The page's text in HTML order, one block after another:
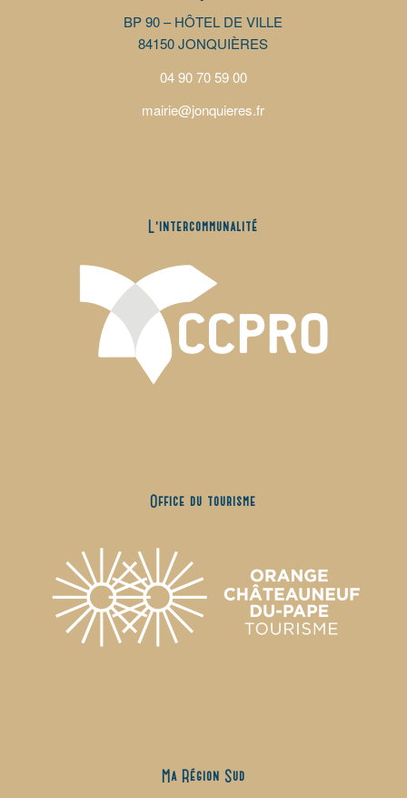
BP 90 – HÔTEL DE VILLE
84150 JONQUIÈRES
04 90 70 59 00
mairie@jonquieres.fr
L’intercommunalité
Office du tourisme
Ma Région Sud